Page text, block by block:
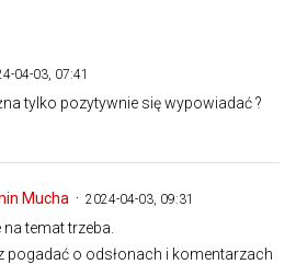
04-03, 07:41
tylko pozytywnie się wypowiadać ?
Mucha 2024-04-03, 09:31
na temat trzeba.
pogadać o odsłonach i komentarzach